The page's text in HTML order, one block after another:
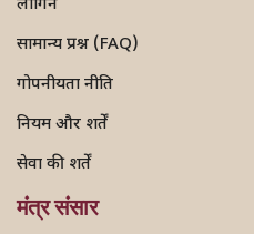
लॉगिन
सामान्य प्रश्न (FAQ)
गोपनीयता नीति
नियम और शर्तें
सेवा की शर्तें
मंत्र संसार